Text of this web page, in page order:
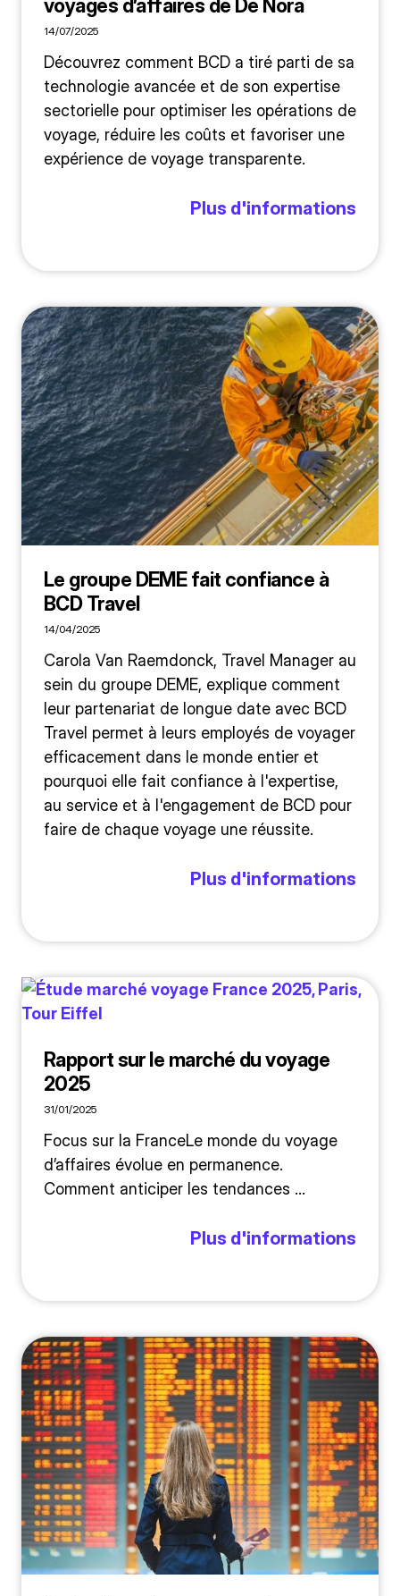
voyages d’affaires de De Nora
14/07/2025
Découvrez comment BCD a tiré parti de sa
technologie avancée et de son expertise
sectorielle pour optimiser les opérations de
voyage, réduire les coûts et favoriser une
expérience de voyage transparente.
Plus d'informations
Le groupe DEME fait confiance à
BCD Travel
14/04/2025
Carola Van Raemdonck, Travel Manager au
sein du groupe DEME, explique comment
leur partenariat de longue date avec BCD
Travel permet à leurs employés de voyager
efficacement dans le monde entier et
pourquoi elle fait confiance à l'expertise,
au service et à l'engagement de BCD pour
faire de chaque voyage une réussite.
Plus d'informations
Rapport sur le marché du voyage
2025
31/01/2025
Focus sur la FranceLe monde du voyage
d’affaires évolue en permanence.
Comment anticiper les tendances ...
Plus d'informations